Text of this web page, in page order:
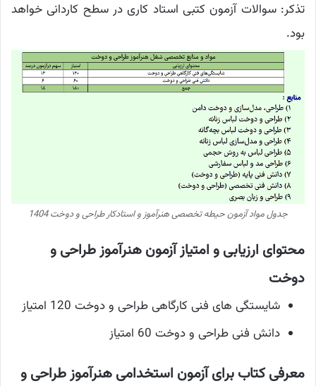
تذکر: سوالات آزمون کتبی استاد کاری در سطح کاردانی خواهد
بود.
جدول مواد آزمون حیطه تخصصی هنرآموز و استادکار طراحی و دوخت 1404
محتوای ارزیابی و امتیاز آزمون هنرآموز طراحی و
دوخت
شایستگی های فنی کارگاهی طراحی و دوخت 120 امتیاز
دانش فنی طراحی و دوخت 60 امتیاز
معرفی کتاب برای آزمون استخدامی هنرآموز طراحی و